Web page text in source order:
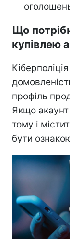
Що
купівлею
профіль
Якщо акаунт
тому і
бути